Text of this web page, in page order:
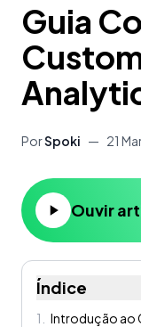
Guia
PorSpoki — 21
Ouvir
Índice
1
Introdução ao